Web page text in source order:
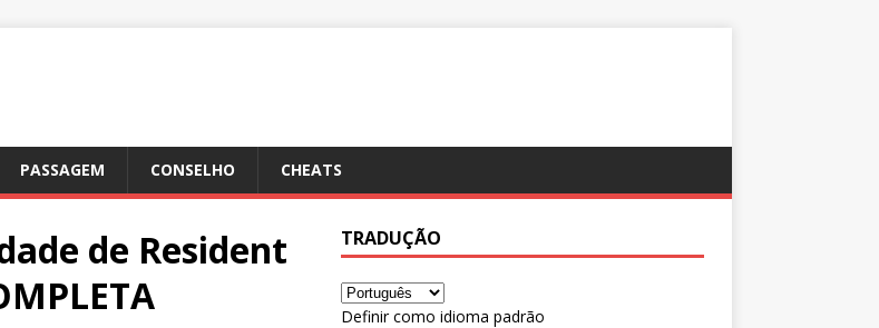
PASSAGEM CONSELHO CHEATS
de Resident
TRADUÇÃO
Definir como idioma padrão